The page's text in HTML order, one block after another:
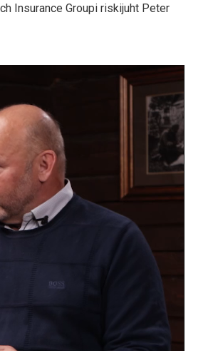
Insurance Groupi riskijuht Peter